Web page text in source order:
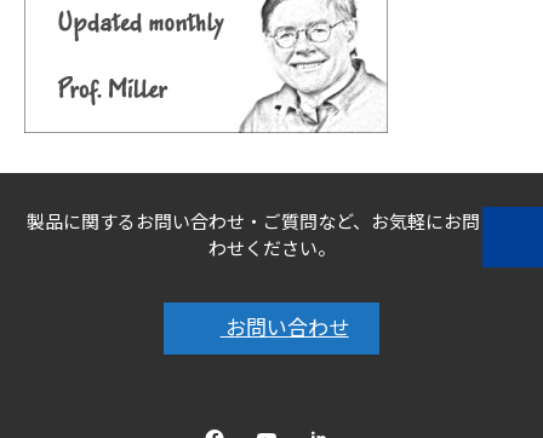
製品に関するお問い合わせ・ご質問など、お気軽にお問い合
わせください。
お問い合わせ